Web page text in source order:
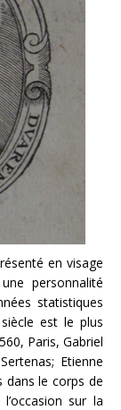
en visage
personnalité
statistiques
est le plus
Paris, Gabriel
Etienne
dans le corps de
sur la